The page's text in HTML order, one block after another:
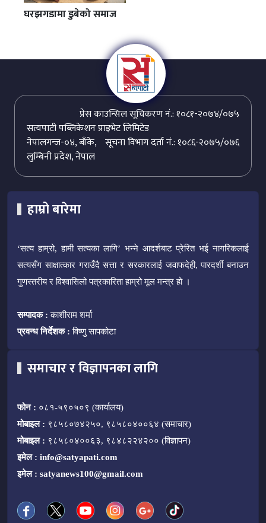
घरझगडामा डुबेको समाज
प्रेस काउन्सिल सूचिकरण नं.: १०८१-२०७४/०७५
सत्यपाटी पब्लिकेशन प्राइभेट लिमिटेड
सूचना विभाग दर्ता नं.: १०८६-२०७५/०७६
नेपालगन्ज-०४, बाँके,
लुम्बिनी प्रदेश, नेपाल
हाम्रो बारेमा
‘सत्य हाम्रो, हामी सत्यका लागि’ भन्ने आदर्शबाट प्रेरित भई नागरिकलाई
सत्यसँग साक्षात्कार गराउँदै सत्ता र सरकारलाई जवाफदेही, पारदर्शी बनाउन
गुणस्तरीय र विश्वासिलो पत्रकारिता हाम्रो मूल मन्त्र हो ।
सम्पादक : काशीराम शर्मा
प्रवन्ध निर्देशक : विष्णु सापकोटा
समाचार र विज्ञापनका लागि
फोन : ०८१-५९०५०९ (कार्यालय)
मोबाइल : ९८५८०७४२५०, ९८५८०४००६४ (समाचार)
मोबाइल : ९८५८०४००६३, ९८४८२२४२०० (विज्ञापन)
इमेल : info@satyapati.com
इमेल : satyanews100@gmail.com